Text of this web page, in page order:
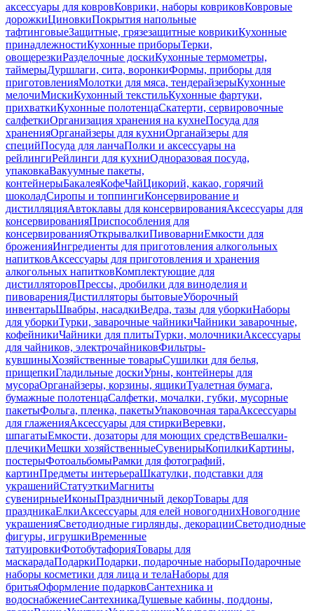
аксессуары для ковровКоврики, наборы ковриковКовровые
дорожкиЦиновкиПокрытия напольные
тафтинговыеЗащитные, грязезащитные коврикиКухонные
принадлежностиКухонные приборыТерки,
овощерезкиРазделочные доскиКухонные термометры,
таймерыДуршлаги, сита, воронкиФормы, приборы для
приготовленияМолотки для мяса, тендерайзерыКухонные
мелочиМискиКухонный текстильКухонные фартуки,
прихваткиКухонные полотенцаСкатерти, сервировочные
салфеткиОрганизация хранения на кухнеПосуда для
храненияОрганайзеры для кухниОрганайзеры для
специйПосуда для ланчаПолки и аксессуары на
рейлингиРейлинги для кухниОдноразовая посуда,
упаковкаВакуумные пакеты,
контейнерыБакалеяКофеЧайЦикорий, какао, горячий
шоколадСиропы и топпингиКонсервирование и
дистилляцияАвтоклавы для консервированияАксессуары для
консервированияПриспособления для
консервированияОткрывалкиПивоварниЕмкости для
броженияИнгредиенты для приготовления алкогольных
напитковАксессуары для приготовления и хранения
алкогольных напитковКомплектующие для
дистилляторовПрессы, дробилки для виноделия и
пивоваренияДистилляторы бытовыеУборочный
инвентарьШвабры, насадкиВедра, тазы для уборкиНаборы
для уборкиТурки, заварочные чайникиЧайники заварочные,
кофейникиЧайники для плитыТурки, молочникиАксессуары
для чайников, электрочайниковФильтры-
кувшиныХозяйственные товарыСушилки для белья,
прищепкиГладильные доскиУрны, контейнеры для
мусораОрганайзеры, корзины, ящикиТуалетная бумага,
бумажные полотенцаСалфетки, мочалки, губки, мусорные
пакетыФольга, пленка, пакетыУпаковочная тараАксессуары
для глаженияАксессуары для стиркиВеревки,
шпагатыЕмкости, дозаторы для моющих средствВешалки-
плечикиМешки хозяйственныеСувенирыКопилкиКартины,
постерыФотоальбомыРамки для фотографий,
картинПредметы интерьераШкатулки, подставки для
украшенийСтатуэткиМагниты
сувенирныеИконыПраздничный декорТовары для
праздникаЕлкиАксессуары для елей новогоднихНовогодние
украшенияСветодиодные гирлянды, декорацииСветодиодные
фигуры, игрушкиВременные
татуировкиФотобутафорияТовары для
маскарадаПодаркиПодарки, подарочные наборыПодарочные
наборы косметики для лица и телаНаборы для
бритьяОформление подарковСантехника и
водоснабжениеСантехникаДушевые кабины, поддоны,